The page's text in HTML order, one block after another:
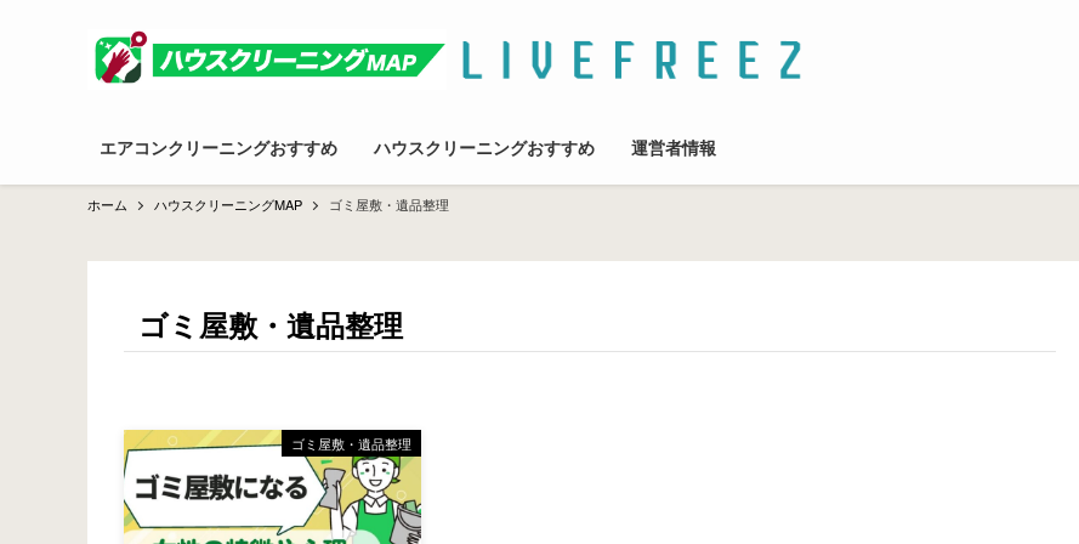
エアコンクリーニングおすすめ ハウスクリーニングおすすめ 運営者情報
ホーム ハウスクリーニングMAP ゴミ屋敷・遺品整理
ゴミ屋敷・遺品整理
ゴミ屋敷・遺品整理